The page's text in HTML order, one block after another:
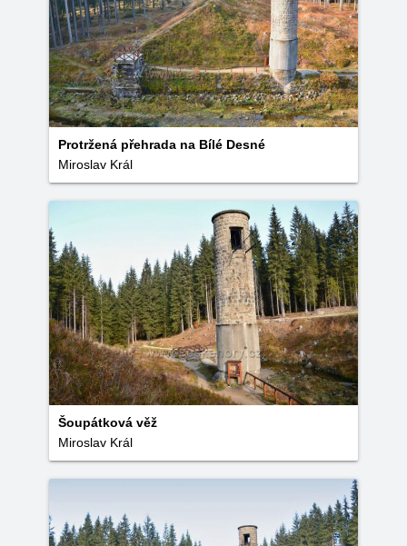
Protržená přehrada na Bílé Desné
Miroslav Král
Šoupátková věž
Miroslav Král